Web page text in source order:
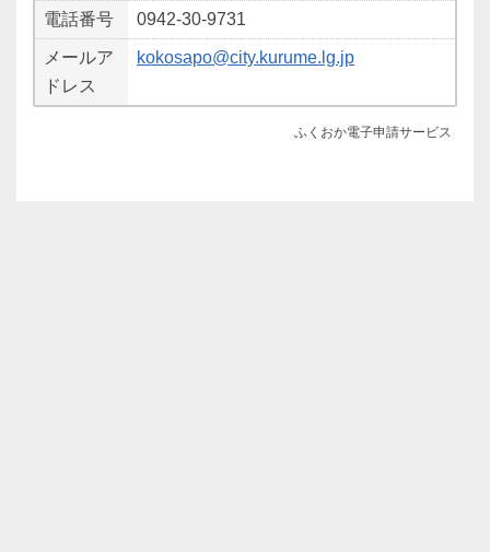
電話番号 0942-30-9731
メールア
ドレス
kokosapo@city.kurume.lg.jp
ふくおか電子申請サービス